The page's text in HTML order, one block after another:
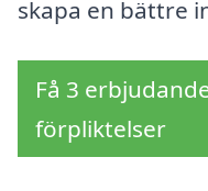
skapa en bättre
Få 3
förpliktelser